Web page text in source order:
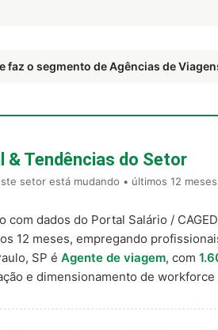
faz o segmento de Agências de
& Tendências do Setor
setor está mudando • últimos 12
com dados do Portal Salário /
12 meses, empregando
SP é Agente de viagem, com
e dimensionamento de